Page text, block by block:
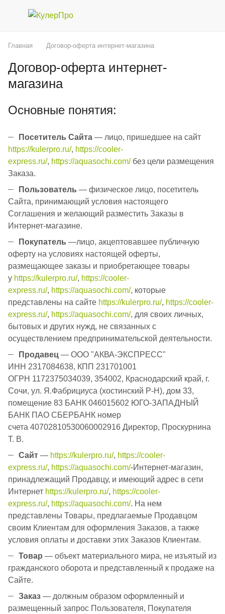
Главная Договор-оферта интернет-магазина
Договор-оферта интернет-
магазина
Основные понятия:
Посетитель Сайта — лицо, пришедшее на сайт
https://kulerpro.ru/, https://cooler-
express.ru/, https://aquasochi.com/без цели размещения
Заказа.
Пользователь — физическое лицо, посетитель
Сайта, принимающий условия настоящего
Соглашения и желающий разместить Заказы в
Интернет-магазине.
Покупатель —лицо, акцептовавшее публичную
оферту на условиях настоящей оферты,
размещающее заказы и приобретающее товары
у https://kulerpro.ru/, https://cooler-
express.ru/, https://aquasochi.com/, которые
представлены на сайте https://kulerpro.ru/, https://cooler-
express.ru/, https://aquasochi.com/, для своих личных,
бытовых и других нужд, не связанных с
осуществлением предпринимательской деятельности.
Продавец — ООО "АКВА-ЭКСПРЕСС"
ИНН 2317084638, КПП 231701001
ОГРН 1172375034039, 354002, Краснодарский край, г.
Сочи, ул. Я.Фабрициуса (хостинский Р-Н), дом 33,
помещение 83 БАНК 046015602 ЮГО-ЗАПАДНЫЙ
БАНК ПАО СБЕРБАНК номер
счета 40702810530060002916 Директор, Проскурнина
Т. В.
Сайт — https://kulerpro.ru/, https://cooler-
express.ru/, https://aquasochi.com/-Интернет-магазин,
принадлежащий Продавцу, и имеющий адрес в сети
Интернет https://kulerpro.ru/, https://cooler-
express.ru/, https://aquasochi.com/. На нем
представлены Товары, предлагаемые Продавцом
своим Клиентам для оформления Заказов, а также
условия оплаты и доставки этих Заказов Клиентам.
Товар — объект материального мира, не изъятый из
гражданского оборота и представленный к продаже на
Сайте.
Заказ — должным образом оформленный и
размещенный запрос Пользователя, Покупателя